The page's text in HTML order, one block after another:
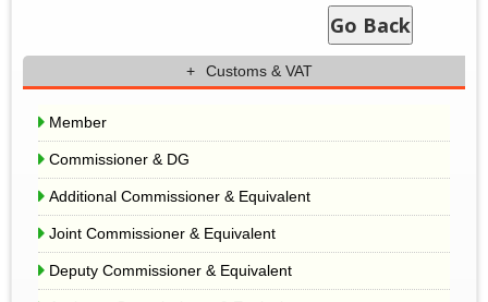
Go Back
Customs & VAT
Member
Commissioner & DG
Additional Commissioner & Equivalent
Joint Commissioner & Equivalent
Deputy Commissioner & Equivalent